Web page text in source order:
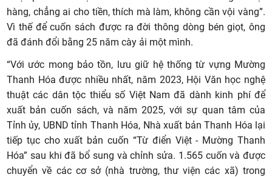
hàng, chẳng ai cho tiền, thích mà làm, không cần vội vàng”.
Vì thế để cuốn sách được ra đời thông dòng bén giọt, ông
đã đánh đổi bằng 25 năm cày ải một mình.
“Với ước mong bảo tồn, lưu giữ hệ thống từ vựng Mường
Thanh Hóa được nhiều nhất, năm 2023, Hội Văn học nghệ
thuật các dân tộc thiểu số Việt Nam đã dành kinh phí để
xuất bản cuốn sách, và năm 2025, với sự quan tâm của
Tỉnh ủy, UBND tỉnh Thanh Hóa, Nhà xuất bản Thanh Hóa lại
tiếp tục cho xuất bản cuốn “Từ điển Việt - Mường Thanh
Hóa” sau khi đã bổ sung và chỉnh sửa. 1.565 cuốn và được
chuyển về các cơ sở (nhà trường, thư viện các xã) trong